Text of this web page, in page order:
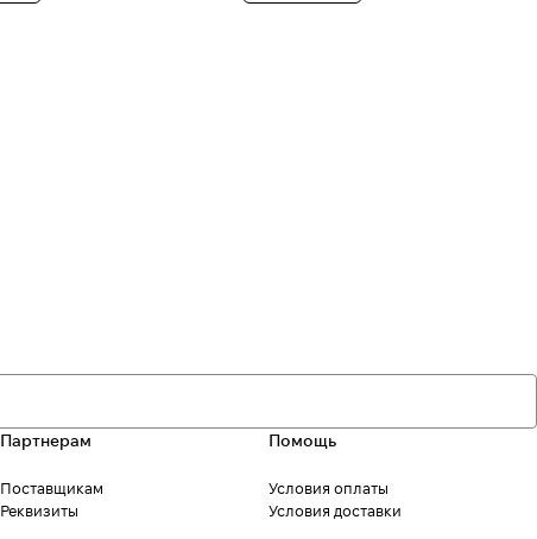
Партнерам
Поставщикам
Реквизиты
Помощь
Условия оплаты
Условия доставки